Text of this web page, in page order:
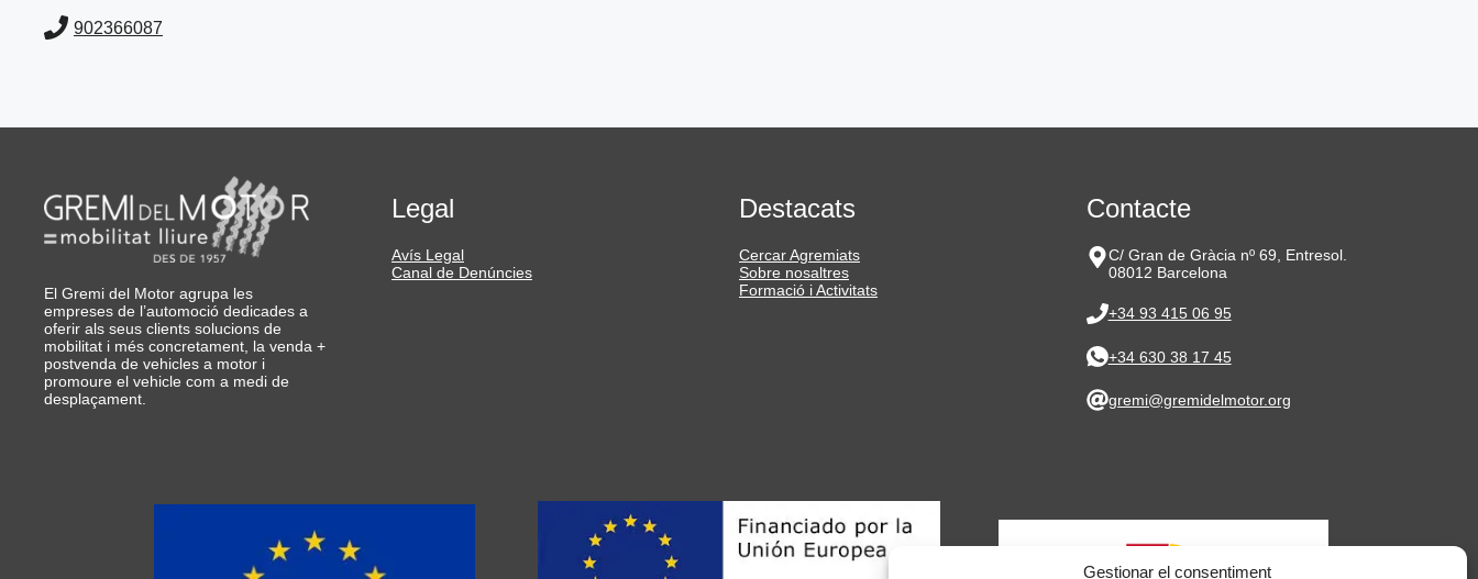
Gestionar el consentiment
902366087
El Gremi del Motor agrupa les
empreses de l’automoció dedicades a
oferir als seus clients solucions de
mobilitat i més concretament, la venda +
postvenda de vehicles a motor i
promoure el vehicle com a medi de
desplaçament.
Legal
Avís Legal
Canal de Denúncies
Destacats
Cercar Agremiats
Sobre nosaltres
Formació i Activitats
Contacte
C/ Gran de Gràcia nº 69, Entresol.
08012 Barcelona
+34 93 415 06 95
+34 630 38 17 45
gremi@gremidelmotor.org